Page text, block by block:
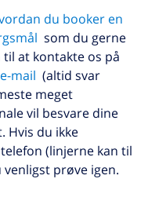
betales ved
, skal betales
, skal betales
du booker en
som du gerne
at kontakte os på
mail (altid svar
meget
vil besvare dine
Hvis du ikke
(linjerne kan til
prøve igen.